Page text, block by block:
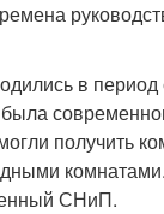
в период
получить
СНиП.